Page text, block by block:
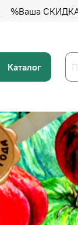
%Ваша
Каталог